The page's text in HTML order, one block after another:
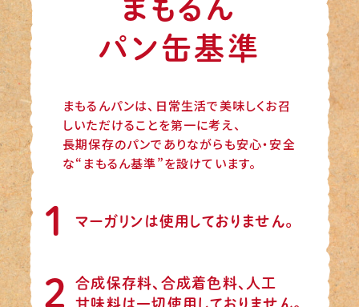
まもるん
パン缶基準
まもるんパンは、日常生活で美味しくお召
しいただけることを第一に考え、
長期保存のパンでありながらも安心・安全
な“まもるん基準”を設けています。
1 マーガリンは使用しておりません。
2
合成保存料、合成着色料、人工
甘味料は一切使用しておりません。